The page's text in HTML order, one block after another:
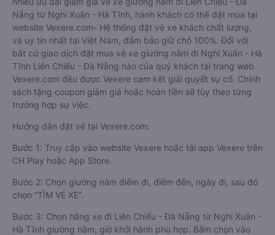
Nẵng từ Nghi Xuân - Hà Tĩnh, hành khách có thể đặt mua tại
website Vexere.com- Hệ thống đặt vé xe khách chất lượng,
và uy tín nhất tại Việt Nam, đảm bảo giữ chỗ 100%. Đối với
bất cứ giao dịch đặt mua vé xe giường nằm đi Nghi Xuân - Hà
Tĩnh Liên Chiểu - Đà Nẵng nào của quý khách tại trang web
Vexere.com đều được Vexere cam kết giải quyết sự cố. Chính
sách tặng coupon giảm giá hoặc hoàn tiền sẽ tùy theo từng
trường hợp sự việc.
Hướng dẫn đặt vé tại Vexere.com:
Bước 1: Truy cập vào website Vexere hoặc tải app Vexere trên
CH Play hoặc App Store.
Bước 2: Chọn giường nằm điểm đi, điểm đến, ngày đi, sau đó
chọn “TÌM VÉ XE”.
Bước 3: Chọn hãng xe đi Liên Chiểu - Đà Nẵng từ Nghi Xuân -
Hà Tĩnh giường nằm, giờ khởi hành phù hợp. Bấm chọn vào